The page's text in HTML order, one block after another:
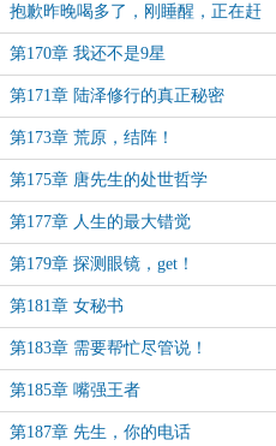
了
抱歉昨晚喝多了，刚睡醒，正在赶
稿
第170章 我还不是9星
第171章 陆泽修行的真正秘密
第173章 荒原，结阵！
第175章 唐先生的处世哲学
第177章 人生的最大错觉
第179章 探测眼镜，get！
第181章 女秘书
第183章 需要帮忙尽管说！
第185章 嘴强王者
第187章 先生，你的电话